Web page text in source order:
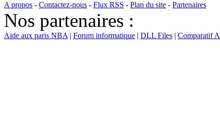
A propos - Contactez-nous - Flux RSS - Plan du site - Partenaires
Nos partenaires :
Aide aux paris NBA | Forum informatique | DLL Files | Comparatif